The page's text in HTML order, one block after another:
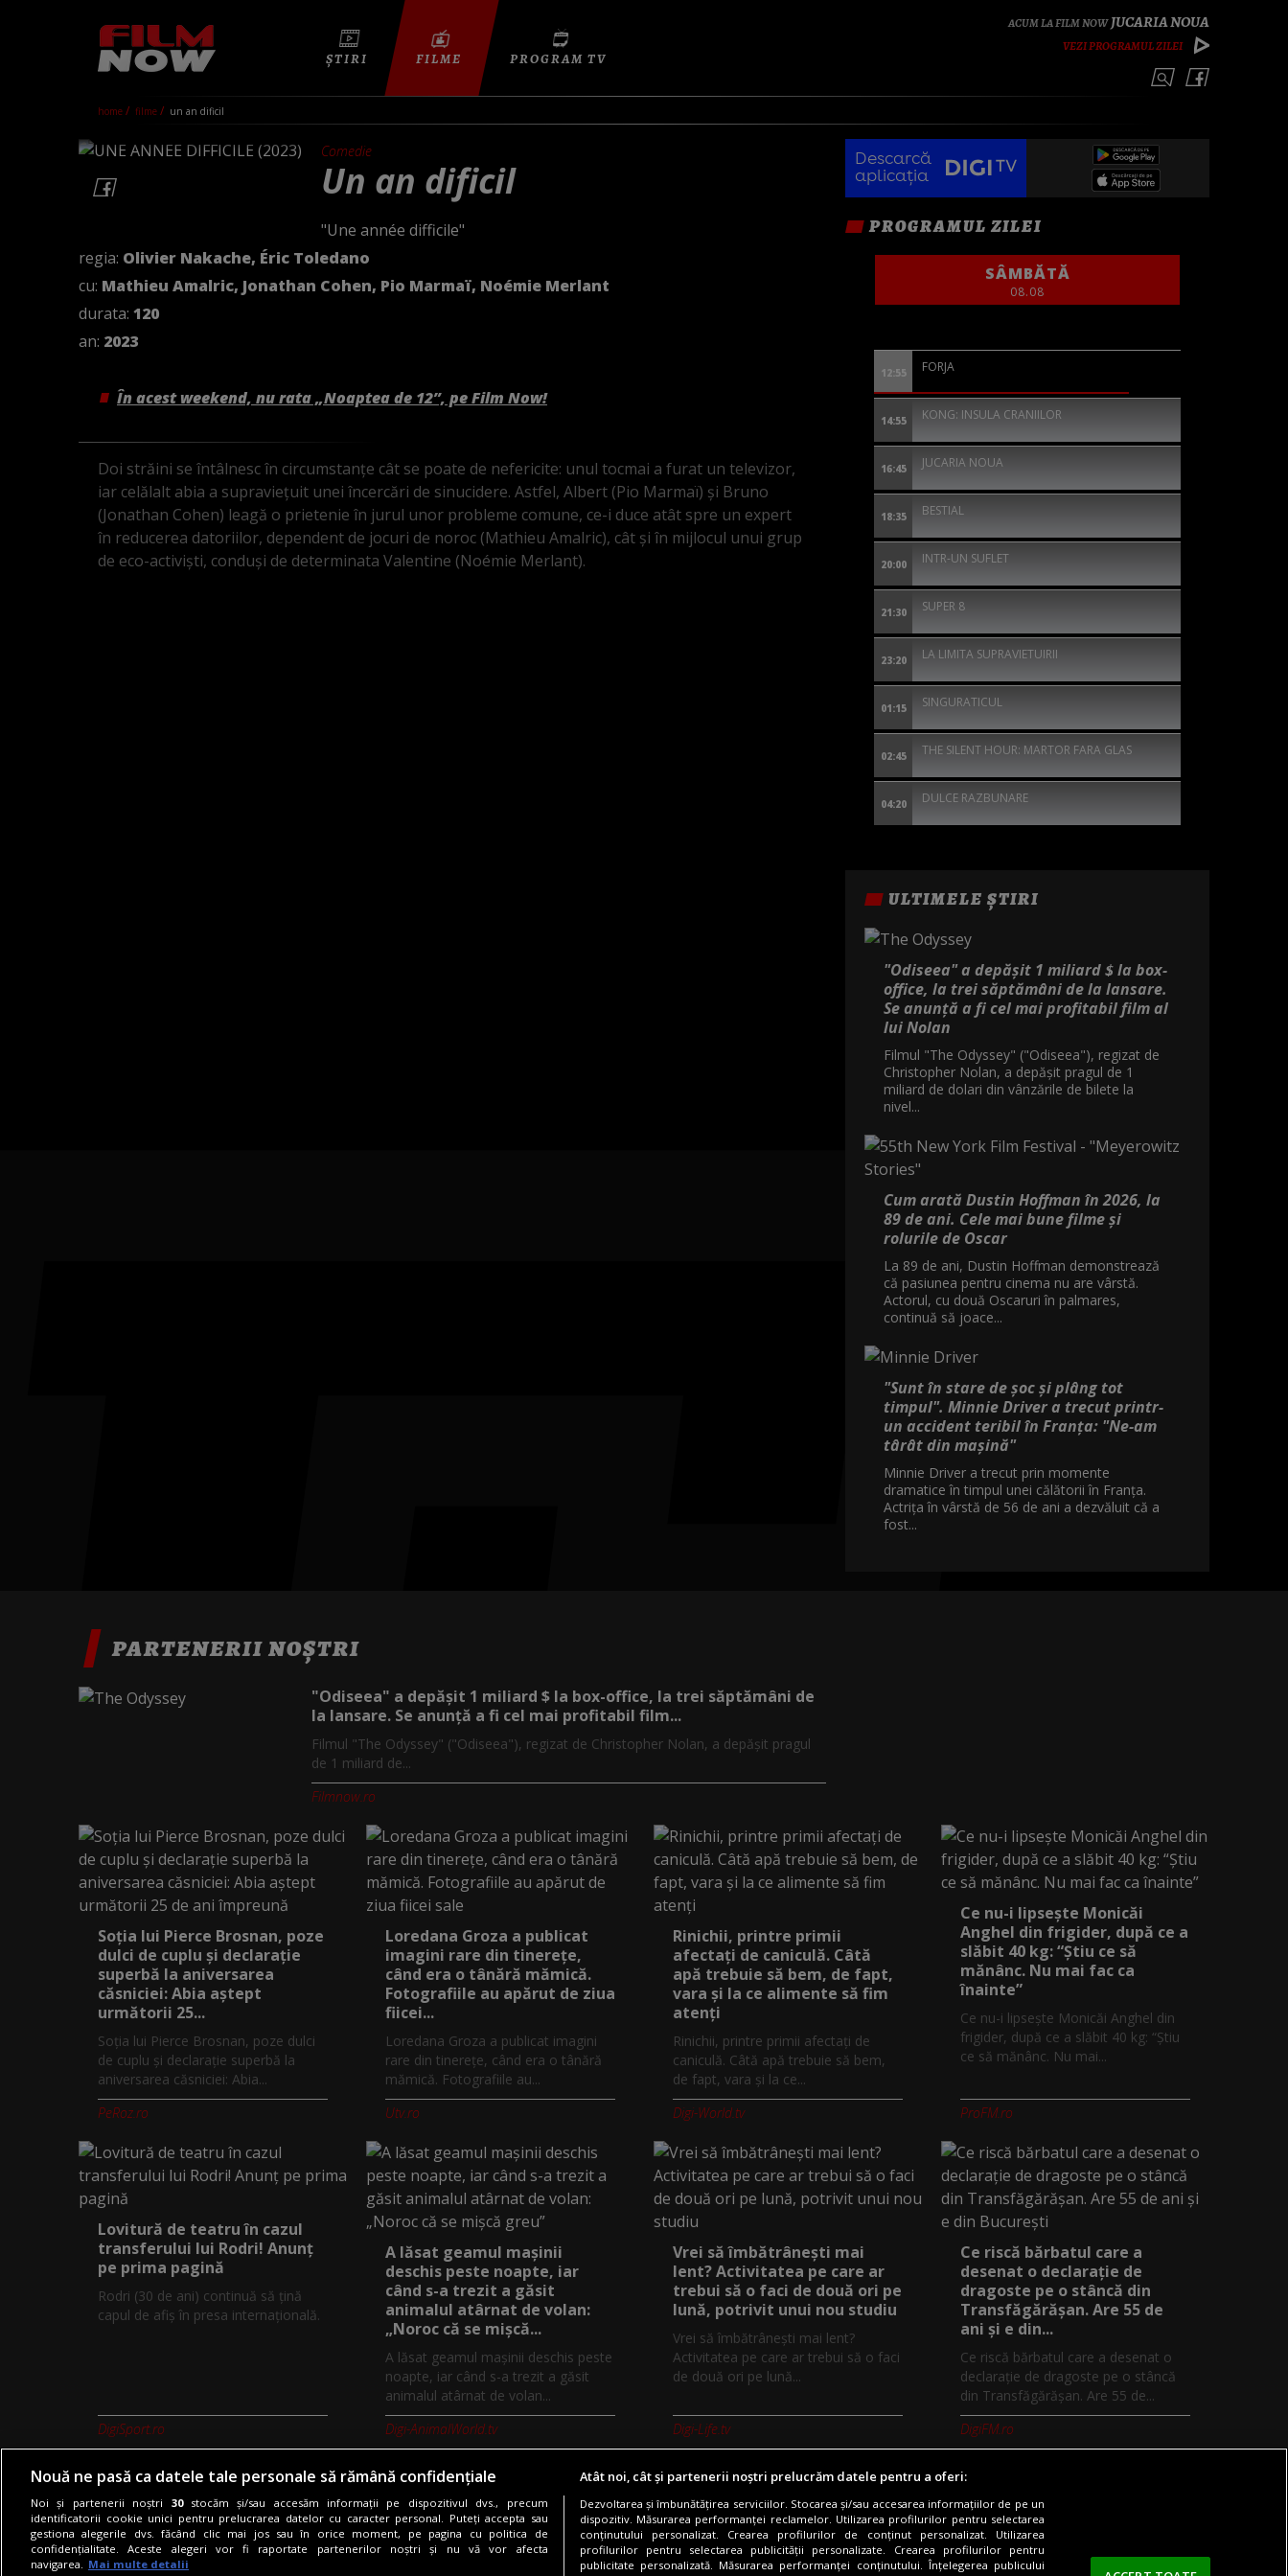
JUCARIA NOUA
VEZI PROGRAMUL ZILEI
ȘTIRI FILME PROGRAM TV
home filme un an dificil
Comedie
Un an dificil
"Une année difficile"
regia: Olivier Nakache, Éric Toledano
cu: Mathieu Amalric, Jonathan Cohen, Pio Marmaï, Noémie Merlant
durata: 120
an: 2023
În acest weekend, nu rata „Noaptea de 12”, pe Film Now!
Doi străini se întâlnesc în circumstanţe cât se poate de nefericite: unul tocmai a furat un televizor,
iar celălalt abia a supravieţuit unei încercări de sinucidere. Astfel, Albert (Pio Marmaï) şi Bruno
(Jonathan Cohen) leagă o prietenie în jurul unor probleme comune, ce-i duce atât spre un expert
în reducerea datoriilor, dependent de jocuri de noroc (Mathieu Amalric), cât şi în mijlocul unui grup
de eco-activişti, conduşi de determinata Valentine (Noémie Merlant).
Descarcă
aplicația
PROGRAMUL ZILEI
SÂMBĂTĂ
08.08
12:55 FORJA
14:55 KONG: INSULA CRANIILOR
16:45 JUCARIA NOUA
18:35 BESTIAL
20:00 INTR-UN SUFLET
21:30 SUPER 8
23:20 LA LIMITA SUPRAVIETUIRII
01:15 SINGURATICUL
02:45 THE SILENT HOUR: MARTOR FARA GLAS
04:20 DULCE RAZBUNARE
ULTIMELE ȘTIRI
"Odiseea" a depășit 1 miliard $ la box-
office, la trei săptămâni de la lansare.
Se anunță a fi cel mai profitabil film al
lui Nolan
Filmul "The Odyssey" ("Odiseea"), regizat de
Christopher Nolan, a depăşit pragul de 1
miliard de dolari din vânzările de bilete la
nivel...
Cum arată Dustin Hoffman în 2026, la
89 de ani. Cele mai bune filme și
rolurile de Oscar
La 89 de ani, Dustin Hoffman demonstrează
că pasiunea pentru cinema nu are vârstă.
Actorul, cu două Oscaruri în palmares,
continuă să joace...
"Sunt în stare de șoc și plâng tot
timpul". Minnie Driver a trecut printr-
un accident teribil în Franța: "Ne-am
târât din mașină"
Minnie Driver a trecut prin momente
dramatice în timpul unei călătorii în Franța.
Actrița în vârstă de 56 de ani a dezvăluit că a
fost...
PARTENERII NOȘTRI
"Odiseea" a depășit 1 miliard $ la box-office, la trei săptămâni de
la lansare. Se anunță a fi cel mai profitabil film...
Filmul "The Odyssey" ("Odiseea"), regizat de Christopher Nolan, a depăşit pragul
de 1 miliard de...
Filmnow.ro
Soția lui Pierce Brosnan, poze
dulci de cuplu și declarație
superbă la aniversarea
căsniciei: Abia aștept
următorii 25...
Soția lui Pierce Brosnan, poze dulci
de cuplu și declarație superbă la
aniversarea căsniciei: Abia...
PeRoz.ro
Loredana Groza a publicat
imagini rare din tinerețe,
când era o tânără mămică.
Fotografiile au apărut de ziua
fiicei...
Loredana Groza a publicat imagini
rare din tinerețe, când era o tânără
mămică. Fotografiile au...
Utv.ro
Rinichii, printre primii
afectați de caniculă. Câtă
apă trebuie să bem, de fapt,
vara și la ce alimente să fim
atenți
Rinichii, printre primii afectați de
caniculă. Câtă apă trebuie să bem,
de fapt, vara și la ce...
Digi-World.tv
Ce nu-i lipsește Monicăi
Anghel din frigider, după ce a
slăbit 40 kg: “Știu ce să
mănânc. Nu mai fac ca
înainte”
Ce nu-i lipsește Monicăi Anghel din
frigider, după ce a slăbit 40 kg: “Știu
ce să mănânc. Nu mai...
ProFM.ro
Lovitură de teatru în cazul
transferului lui Rodri! Anunț
pe prima pagină
Rodri (30 de ani) continuă să țină
capul de afiș în presa internațională.
DigiSport.ro
A lăsat geamul mașinii
deschis peste noapte, iar
când s-a trezit a găsit
animalul atârnat de volan:
„Noroc că se mișcă...
A lăsat geamul mașinii deschis peste
noapte, iar când s-a trezit a găsit
animalul atârnat de volan...
Digi-AnimalWorld.tv
Vrei să îmbătrânești mai
lent? Activitatea pe care ar
trebui să o faci de două ori pe
lună, potrivit unui nou studiu
Vrei să îmbătrânești mai lent?
Activitatea pe care ar trebui să o faci
de două ori pe lună...
Digi-Life.tv
Ce riscă bărbatul care a
desenat o declarație de
dragoste pe o stâncă din
Transfăgărășan. Are 55 de
ani și e din...
Ce riscă bărbatul care a desenat o
declarație de dragoste pe o stâncă
din Transfăgărășan. Are 55 de...
DigiFM.ro
Copyright © 2026 / DIGI ROMANIA S.A.
Termeni si conditii Politica de confidentialitate Gestionați preferințele Comunicate de presă Abonare Digi TV Contact/Info Codul etic
Nouă ne pasă ca datele tale personale să rămână confidențiale
Noi și partenerii noștri 30stocăm și/sau accesăm informații pe dispozitivul dvs., precum
identificatorii cookie unici pentru prelucrarea datelor cu caracter personal. Puteți accepta sau
gestiona alegerile dvs. făcând clic mai jos sau în orice moment, pe pagina cu politica de
confidențialitate. Aceste alegeri vor fi raportate partenerilor noștri și nu vă vor afecta
navigarea. Mai multe detalii
Atât noi, cât și partenerii noștri prelucrăm datele pentru a oferi:
Dezvoltarea și îmbunătățirea serviciilor. Stocarea și/sau accesarea informațiilor de pe un
dispozitiv. Măsurarea performanței reclamelor. Utilizarea profilurilor pentru selectarea
conținutului personalizat. Crearea profilurilor de conținut personalizat. Utilizarea
profilurilor pentru selectarea publicității personalizate. Crearea profilurilor pentru
publicitate personalizată. Măsurarea performanței conținutului. Înțelegerea publicului